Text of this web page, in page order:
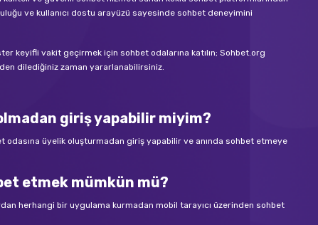
ve kullanıcı dostu arayüzü sayesinde sohbet deneyimini
keyifli vakit geçirmek için sohbet odalarına katılın; Sohbet.org
dilediğiniz zaman yararlanabilirsiniz.
giriş yapabilir miyim?
odasına üyelik oluşturmadan giriş yapabilir ve anında sohbet etmeye
etmek mümkün mü?
herhangi bir uygulama kurmadan mobil tarayıcı üzerinden sohbet